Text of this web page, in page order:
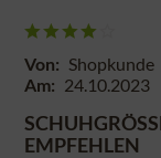
Von: Shopkunde
Am: 24.10.2023
MPFEHLEN